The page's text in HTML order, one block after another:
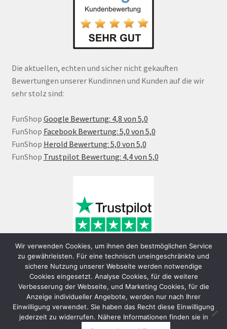
Die aktuellen, echten und sicher nicht gekauften
Bewertungen unserer Kundinnen und Kunden auf die wir
sehr stolz sind:
FunShop Google Bewertung: 4,8 von 5,0
FunShop Facebook Bewertung: 5,0 von 5,0
FunShop Herold Bewertung: 5,0 von 5,0
FunShop Trustpilot Bewertung: 4,4 von 5,0
© FunShop Wien - Hochqualitative Elektromobilität 2026
Wir verwenden Cookies, um ihnen den bestmöglichen Service
zu gewährleisten. Für eine technisch uneingeschränkte und
sichere Nutzung unserer Webseite werden notwendige
Cookies eingesetzt. Analyse Cookies, für die weitere
Verbesserung der Webseite, und Marketing Cookies, für die
Anzeige individueller Angebote, werden nur nach Ihrer
Einwilligung verwendet. Sie haben das Recht diese Einwilligung
jederzeit zu widerrufen. Nähere Informationen finden sie in